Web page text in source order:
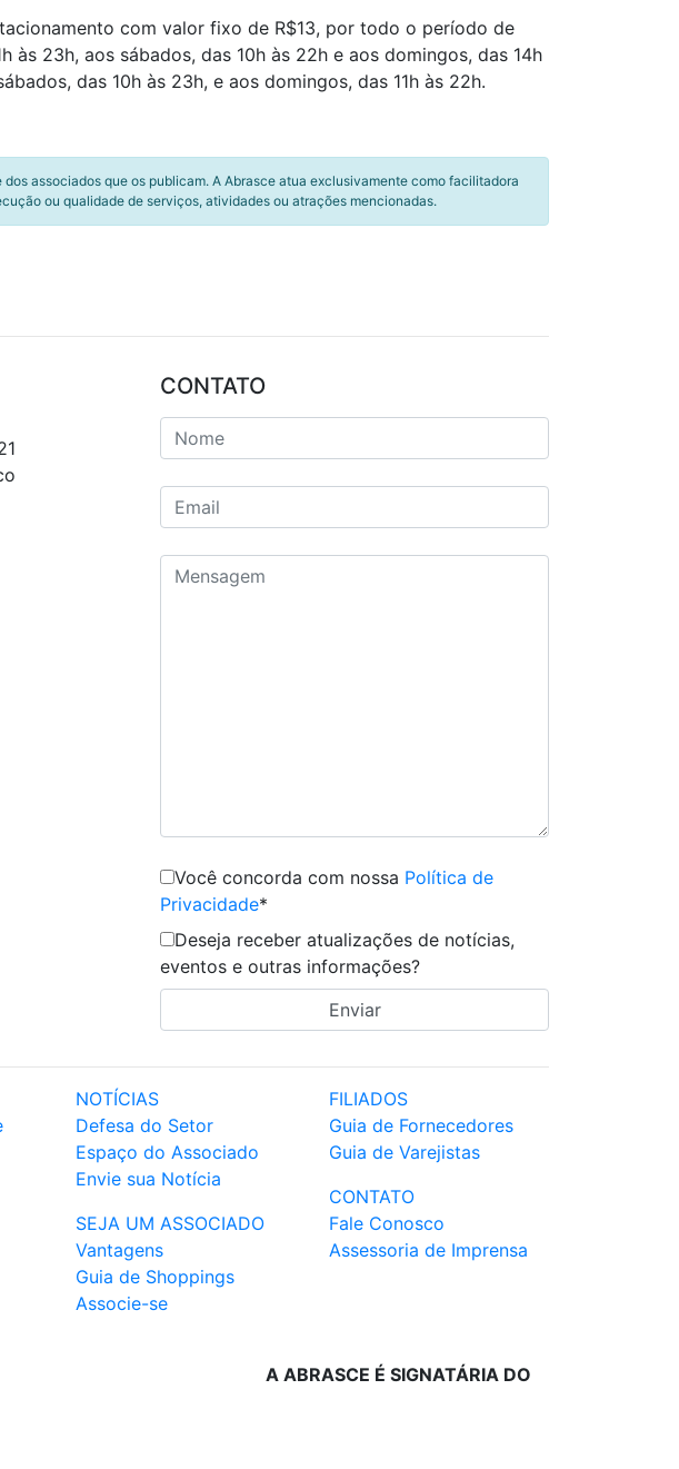
com valor fixo de R$13, por todo o período de
23h, aos sábados, das 10h às 22h e aos domingos, das 14h
das 10h às 23h, e aos domingos, das 11h às 22h.
associados que os publicam. A Abrasce atua exclusivamente como facilitadora
ou qualidade de serviços, atividades ou atrações mencionadas.
CONTATO
Você concorda com nossa Política de
Privacidade*
Deseja receber atualizações de notícias,
eventos e outras informações?
NOTÍCIAS
Defesa do Setor
Espaço do Associado
Envie sua Notícia
SEJA UM ASSOCIADO
Vantagens
Guia de Shoppings
Associe-se
FILIADOS
Guia de Fornecedores
Guia de Varejistas
CONTATO
Fale Conosco
Assessoria de Imprensa
A ABRASCE É SIGNATÁRIA DO